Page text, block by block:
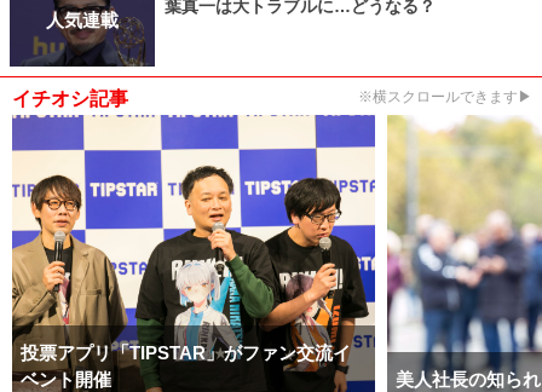
人気連載
葉真一は大トラブルに…どうなる？
イチオシ記事 ※横スクロールできます▶
投票アプリ「TIPSTAR」がファン交流イ
ベント開催
美人社長の知ら